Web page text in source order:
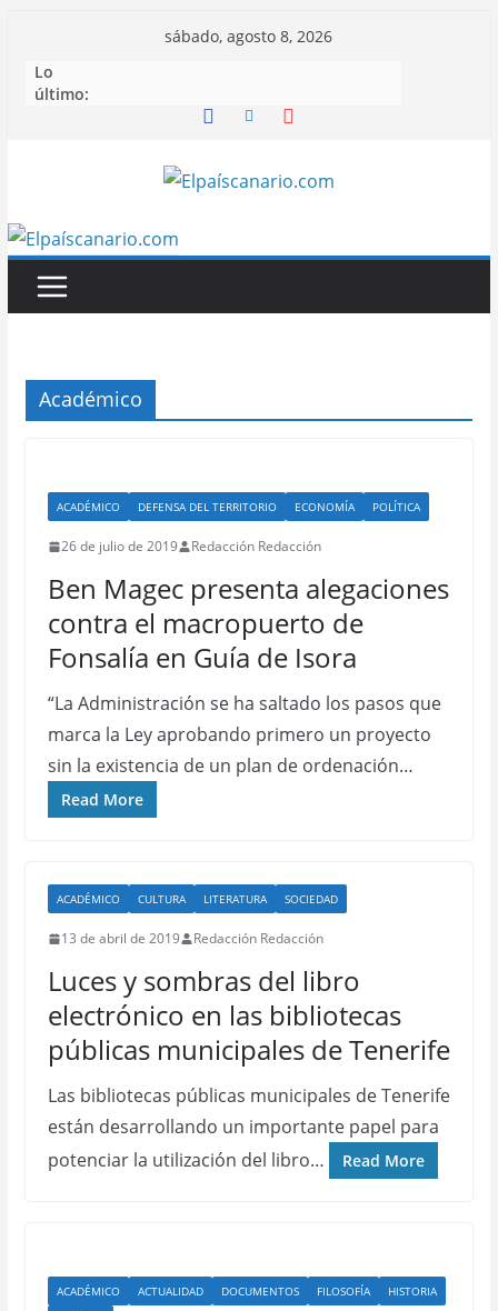
contenido
sábado, agosto 8, 2026
Lo
último:
Académico
ACADÉMICO DEFENSA DEL TERRITORIO ECONOMÍA POLÍTICA
26 de julio de 2019 Redacción Redacción
Ben Magec presenta alegaciones
contra el macropuerto de
Fonsalía en Guía de Isora
“La Administración se ha saltado los pasos que
marca la Ley aprobando primero un proyecto
sin la existencia de un plan de ordenación…
Read More
ACADÉMICO CULTURA LITERATURA SOCIEDAD
13 de abril de 2019 Redacción Redacción
Luces y sombras del libro
electrónico en las bibliotecas
públicas municipales de Tenerife
Las bibliotecas públicas municipales de Tenerife
están desarrollando un importante papel para
potenciar la utilización del libro…
Read More
ACADÉMICO ACTUALIDAD DOCUMENTOS FILOSOFÍA
HISTORIA